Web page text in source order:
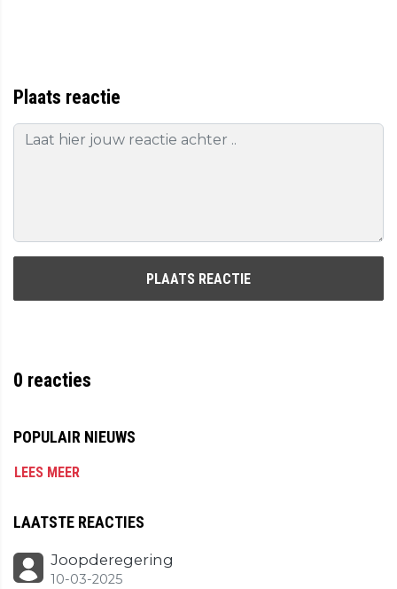
Plaats reactie
PLAATS REACTIE
0 reacties
POPULAIR NIEUWS
LEES MEER
LAATSTE REACTIES
Joopderegering
10-03-2025